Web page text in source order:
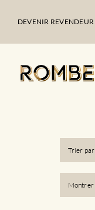
DEVENIR REVENDEUR
Trier par
Montrer